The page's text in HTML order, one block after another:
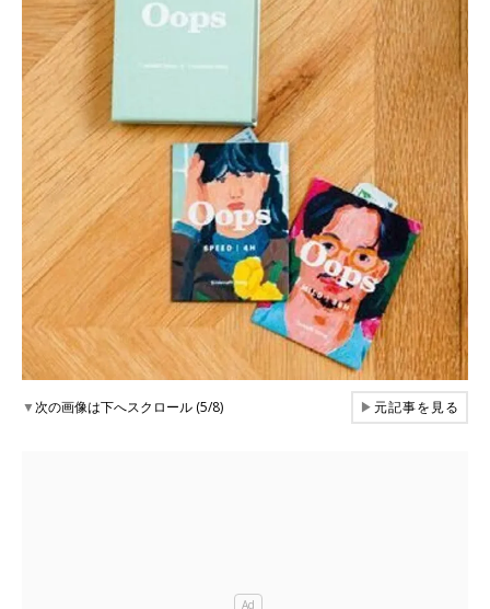
▼次の画像は下へスクロール (5/8) ▶元記事を見る